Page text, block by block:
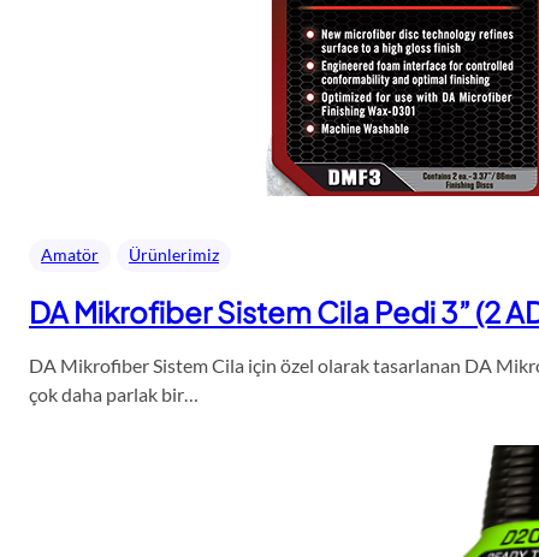
Amatör Ürünlerimiz
DA Mikrofiber Sistem Cila Pedi 3” (2
DA Mikrofiber Sistem Cila için özel olarak tasarlanan DA
çok daha parlak bir…